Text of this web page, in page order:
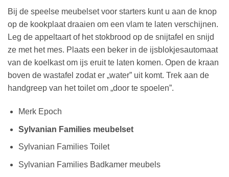
Bij de speelse meubelset voor starters kunt u aan de knop
op de kookplaat draaien om een vlam te laten verschijnen.
Leg de appeltaart of het stokbrood op de snijtafel en snijd
ze met het mes. Plaats een beker in de ijsblokjesautomaat
van de koelkast om ijs eruit te laten komen. Open de kraan
boven de wastafel zodat er „water” uit komt. Trek aan de
handgreep van het toilet om „door te spoelen”.
Merk Epoch
Sylvanian Families meubelset
Sylvanian Families Toilet
Sylvanian Families Badkamer meubels